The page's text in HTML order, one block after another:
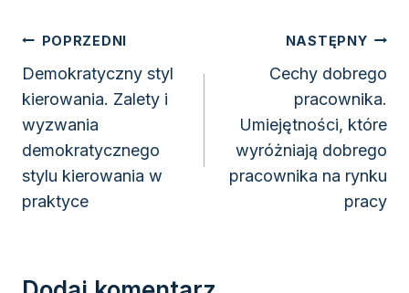
Nawigacja
wpisu
POPRZEDNI
Demokratyczny styl
kierowania. Zalety i
wyzwania
demokratycznego
stylu kierowania w
praktyce
NASTĘPNY
Cechy dobrego
pracownika.
Umiejętności, które
wyróżniają dobrego
pracownika na rynku
pracy